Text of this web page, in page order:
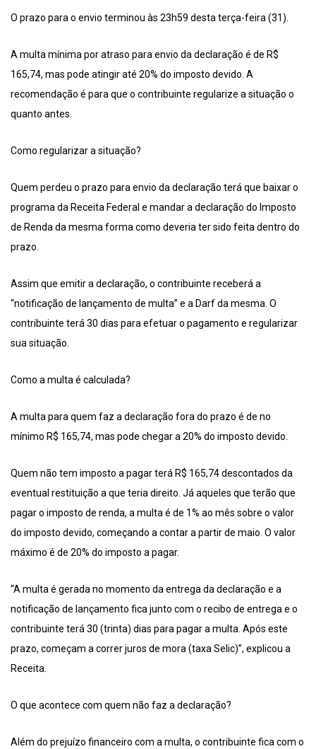
O prazo para o envio terminou às 23h59 desta terça-feira (31).
A multa mínima por atraso para envio da declaração é de R$
165,74, mas pode atingir até 20% do imposto devido. A
recomendação é para que o contribuinte regularize a situação o
quanto antes.
Como regularizar a situação?
Quem perdeu o prazo para envio da declaração terá que baixar o
programa da Receita Federal e mandar a declaração do Imposto
de Renda da mesma forma como deveria ter sido feita dentro do
prazo.
Assim que emitir a declaração, o contribuinte receberá a
“notificação de lançamento de multa” e a Darf da mesma. O
contribuinte terá 30 dias para efetuar o pagamento e regularizar
sua situação.
Como a multa é calculada?
A multa para quem faz a declaração fora do prazo é de no
mínimo R$ 165,74, mas pode chegar a 20% do imposto devido.
Quem não tem imposto a pagar terá R$ 165,74 descontados da
eventual restituição a que teria direito. Já aqueles que terão que
pagar o imposto de renda, a multa é de 1% ao mês sobre o valor
do imposto devido, começando a contar a partir de maio. O valor
máximo é de 20% do imposto a pagar.
“A multa é gerada no momento da entrega da declaração e a
notificação de lançamento fica junto com o recibo de entrega e o
contribuinte terá 30 (trinta) dias para pagar a multa. Após este
prazo, começam a correr juros de mora (taxa Selic)”, explicou a
Receita.
O que acontece com quem não faz a declaração?
Além do prejuízo financeiro com a multa, o contribuinte fica com o